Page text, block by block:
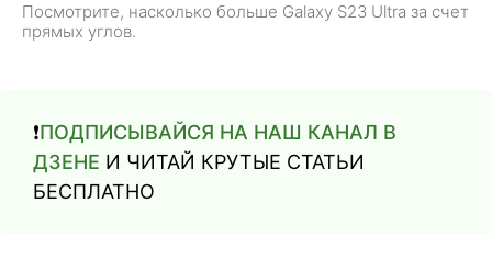
Посмотрите, насколько больше Galaxy S23 Ultra за счет
прямых углов.
❗️ПОДПИСЫВАЙСЯ НА НАШ КАНАЛ В
ДЗЕНЕ И ЧИТАЙ КРУТЫЕ СТАТЬИ
БЕСПЛАТНО